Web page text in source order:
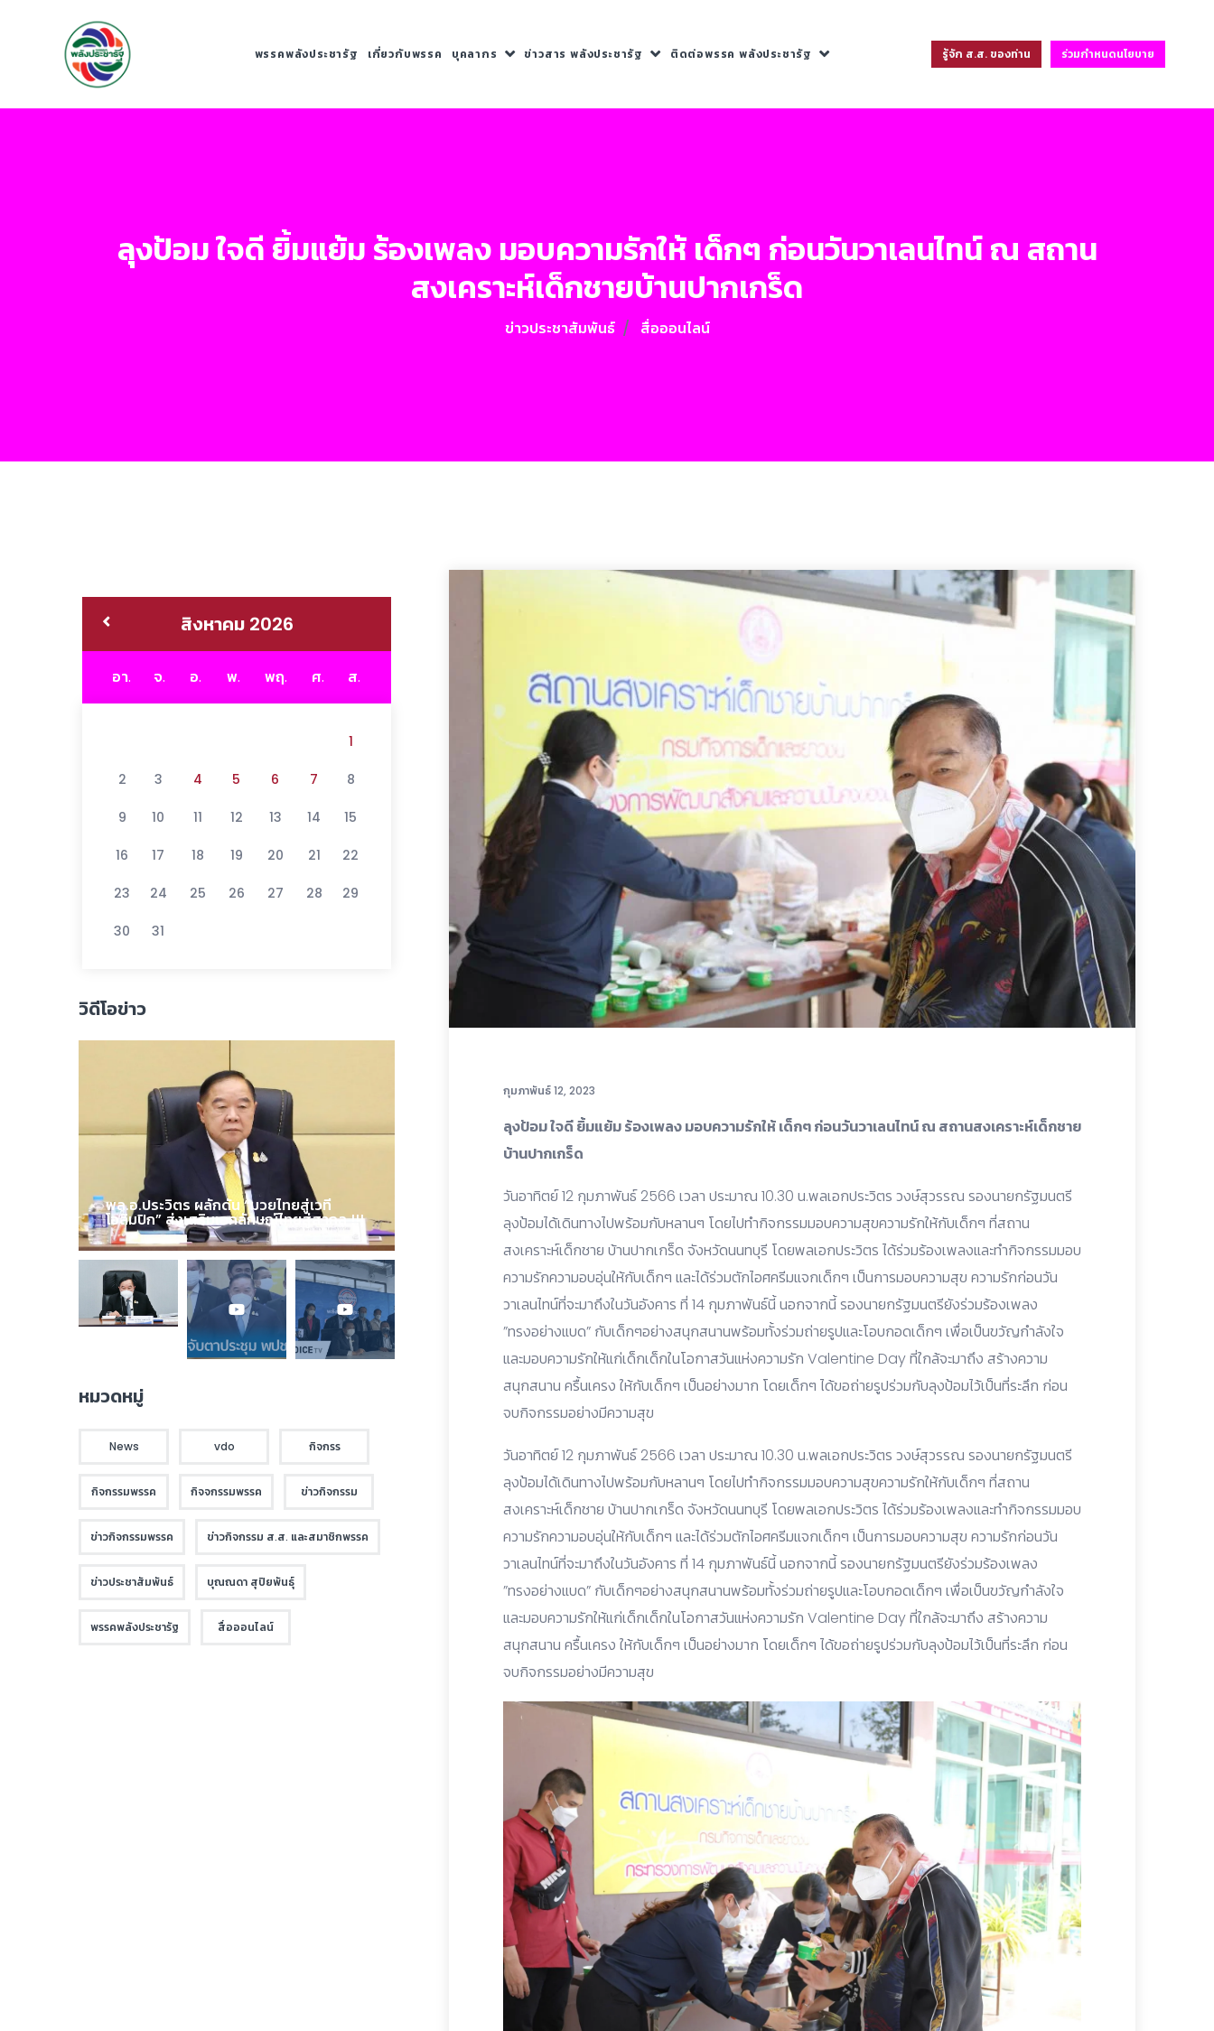
พรรคพลังประชารัฐ เกี่ยวกับพรรค บุคลากร ข่าวสาร พลังประชารัฐ ติดต่อพรรค พลังประชารัฐ รู้จัก ส.ส. ของท่าน ร่วมกำหนดนโยบาย
ลุงป้อม ใจดี ยิ้มแย้ม ร้องเพลง มอบความรักให้ เด็กๆ ก่อนวันวาเลนไทน์ ณ สถาน
สงเคราะห์เด็กชายบ้านปากเกร็ด
ข่าวประชาสัมพันธ์ สื่อออนไลน์
กุมภาพันธ์ 12, 2023
ลุงป้อม ใจดี ยิ้มแย้ม ร้องเพลง มอบความรักให้ เด็กๆ ก่อนวันวาเลนไทน์ ณ สถานสงเคราะห์เด็กชาย
บ้านปากเกร็ด
วันอาทิตย์ 12 กุมภาพันธ์ 2566 เวลา ประมาณ 10.30 น.พลเอกประวิตร วงษ์สุวรรณ รองนายกรัฐมนตรี
ลุงป้อมได้เดินทางไปพร้อมกับหลานๆ โดยไปทำกิจกรรมมอบความสุขความรักให้กับเด็กๆ ที่สถาน
สงเคราะห์เด็กชาย บ้านปากเกร็ด จังหวัดนนทบุรี โดยพลเอกประวิตร ได้ร่วมร้องเพลงและทำกิจกรรมมอบ
ความรักความอบอุ่นให้กับเด็กๆ และได้ร่วมตักไอศครีมแจกเด็กๆ เป็นการมอบความสุข ความรักก่อนวัน
วาเลนไทน์ที่จะมาถึงในวันอังคาร ที่ 14 กุมภาพันธ์นี้ นอกจากนี้ รองนายกรัฐมนตรียังร่วมร้องเพลง
”ทรงอย่างแบด” กับเด็กๆอย่างสนุกสนานพร้อมทั้งร่วมถ่ายรูปและโอบกอดเด็กๆ เพื่อเป็นขวัญกำลังใจ
และมอบความรักให้แก่เด็กเด็กในโอกาสวันแห่งความรัก Valentine Day ที่ใกล้จะมาถึง สร้างความ
สนุกสนาน ครื้นเครง ให้กับเด็กๆ เป็นอย่างมาก โดยเด็กๆ ได้ขอถ่ายรูปร่วมกับลุงป้อมไว้เป็นที่ระลึก ก่อน
จบกิจกรรมอย่างมีความสุข
วันอาทิตย์ 12 กุมภาพันธ์ 2566 เวลา ประมาณ 10.30 น.พลเอกประวิตร วงษ์สุวรรณ รองนายกรัฐมนตรี
ลุงป้อมได้เดินทางไปพร้อมกับหลานๆ โดยไปทำกิจกรรมมอบความสุขความรักให้กับเด็กๆ ที่สถาน
สงเคราะห์เด็กชาย บ้านปากเกร็ด จังหวัดนนทบุรี โดยพลเอกประวิตร ได้ร่วมร้องเพลงและทำกิจกรรมมอบ
ความรักความอบอุ่นให้กับเด็กๆ และได้ร่วมตักไอศครีมแจกเด็กๆ เป็นการมอบความสุข ความรักก่อนวัน
วาเลนไทน์ที่จะมาถึงในวันอังคาร ที่ 14 กุมภาพันธ์นี้ นอกจากนี้ รองนายกรัฐมนตรียังร่วมร้องเพลง
”ทรงอย่างแบด” กับเด็กๆอย่างสนุกสนานพร้อมทั้งร่วมถ่ายรูปและโอบกอดเด็กๆ เพื่อเป็นขวัญกำลังใจ
และมอบความรักให้แก่เด็กเด็กในโอกาสวันแห่งความรัก Valentine Day ที่ใกล้จะมาถึง สร้างความ
สนุกสนาน ครื้นเครง ให้กับเด็กๆ เป็นอย่างมาก โดยเด็กๆ ได้ขอถ่ายรูปร่วมกับลุงป้อมไว้เป็นที่ระลึก ก่อน
จบกิจกรรมอย่างมีความสุข
สิงหาคม 2026
อา. จ. อ. พ. พฤ. ศ. ส.
1
2 3 4 5 6 7 8
9 10 11 12 13 14 15
16 17 18 19 20 21 22
23 24 25 26 27 28 29
30 31
วิดีโอข่าว
พล.อ.ประวิตร ผลักดัน “มวยไทยสู่เวที
โอลิมปิก” ส่งเสริมเอกลักษณ์ไทยสู่สากล !!!
หมวดหมู่
News vdo กิจกรร
กิจกรรมพรรค กิจจกรรมพรรค ข่าวกิจกรรม
ข่าวกิจกรรมพรรค ข่าวกิจกรรม ส.ส. และสมาชิกพรรค
ข่าวประชาสัมพันธ์ บุณณดา สุปิยพันธุ์
พรรคพลังประชารัฐ สื่อออนไลน์